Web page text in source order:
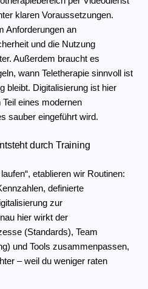
klaren Voraussetzungen.
Anforderungen an
und die Nutzung
Außerdem braucht es
wann Teletherapie sinnvoll ist
bleibt. Digitalisierung ist hier
Teil eines modernen
sauber eingeführt wird.
durch Training
etablieren wir Routinen:
definierte
zur
hier wirkt der
(Standards), Team
und Tools zusammenpassen,
– weil du weniger raten